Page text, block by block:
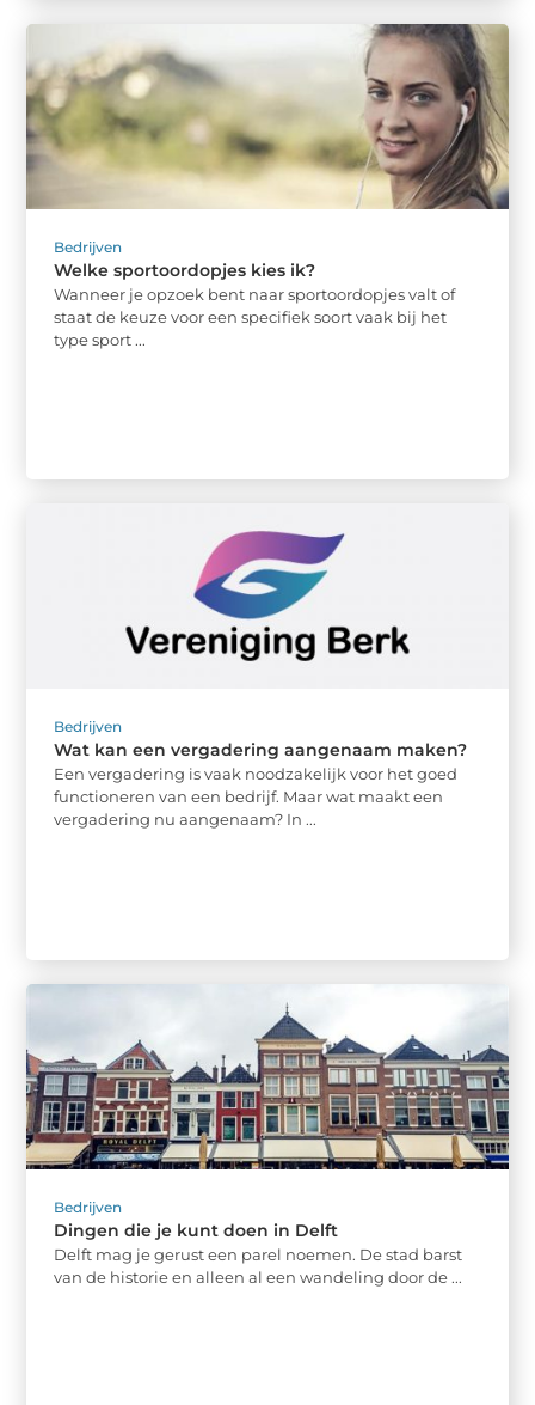
Bedrijven
Welke sportoordopjes kies ik?
Wanneer je opzoek bent naar sportoordopjes valt of
staat de keuze voor een specifiek soort vaak bij het
type sport ...
Bedrijven
Wat kan een vergadering aangenaam maken?
Een vergadering is vaak noodzakelijk voor het goed
functioneren van een bedrijf. Maar wat maakt een
vergadering nu aangenaam? In ...
Bedrijven
Dingen die je kunt doen in Delft
Delft mag je gerust een parel noemen. De stad barst
van de historie en alleen al een wandeling door de ...